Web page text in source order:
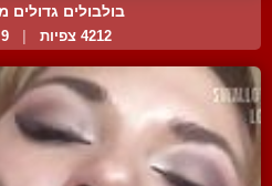
בולבולים
4212 צפיות | 9 המלצות